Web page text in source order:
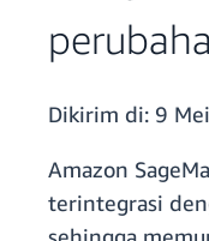
Dikirim di: 9
Amazon
terintegrasi